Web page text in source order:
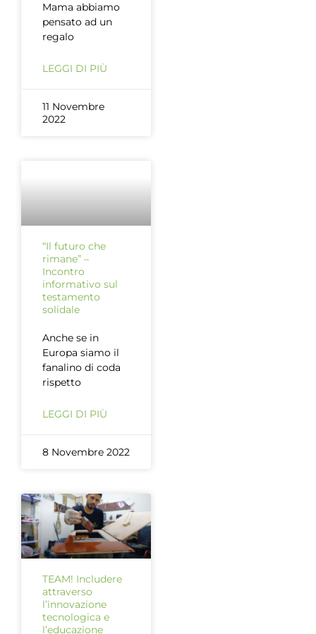
Mama abbiamo
pensato ad un
regalo
LEGGI DI PIÙ
11 Novembre
2022
“Il futuro che
rimane” –
Incontro
informativo sul
testamento
solidale
Anche se in
Europa siamo il
fanalino di coda
rispetto
LEGGI DI PIÙ
8 Novembre 2022
TEAM! Includere
attraverso
l’innovazione
tecnologica e
l’educazione